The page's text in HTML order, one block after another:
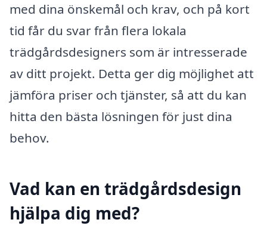
med dina önskemål och krav, och på kort
tid får du svar från flera lokala
trädgårdsdesigners som är intresserade
av ditt projekt. Detta ger dig möjlighet att
jämföra priser och tjänster, så att du kan
hitta den bästa lösningen för just dina
behov.
Vad kan en trädgårdsdesign
hjälpa dig med?